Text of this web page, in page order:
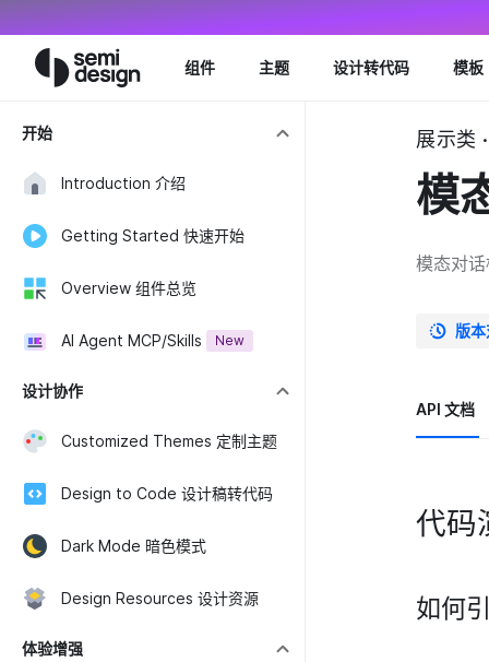
组件 主题 设计转代码 模板
开始
Introduction 介绍
Getting Started 快速开始
Overview 组件总览
AI Agent MCP/Skills New
设计协作
Customized Themes 定制主题
Design to Code 设计稿转代码
Dark Mode 暗色模式
Design Resources 设计资源
体验增强
展示类
模
模态对
版
API 文档
代码
如何